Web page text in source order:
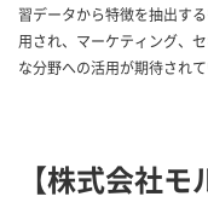
習データから特徴を抽出す
用され、マーケティング、
な分野への活用が期待され
【株式会社